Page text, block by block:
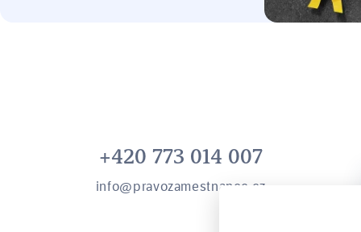
бояться їх реалізувати через
страх можливих репресій з боку
+420 773 014 007
info@pravozamestnance.cz